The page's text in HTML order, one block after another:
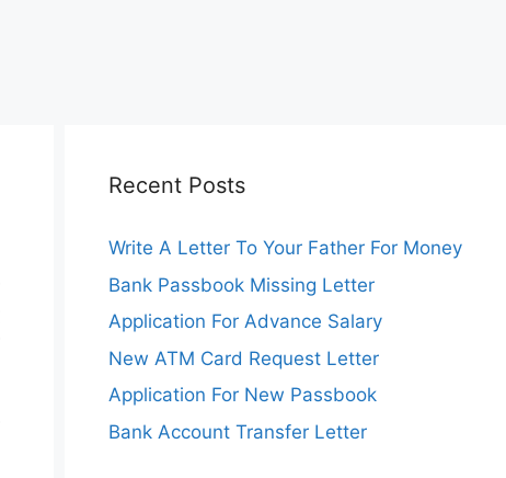
Recent Posts
Write A Letter To Your Father For Money
Bank Passbook Missing Letter
Application For Advance Salary
New ATM Card Request Letter
Application For New Passbook
Bank Account Transfer Letter